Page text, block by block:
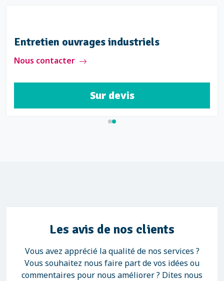
Entretien ouvrages industriels
Nous contacter
Sur devis
Les avis de nos clients
Vous avez apprécié la qualité de nos services ?
Vous souhaitez nous faire part de vos idées ou
commentaires pour nous améliorer ? Dites nous